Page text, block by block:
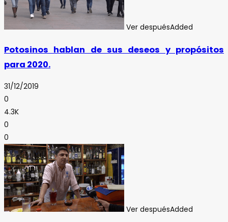
Ver despuésAdded
Potosinos hablan de sus deseos y propósitos
para 2020.
31/12/2019
0
4.3K
0
0
Ver despuésAdded